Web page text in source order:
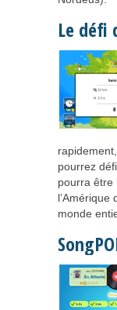
Le défi
pourrez
pourra être
l’Amérique
monde